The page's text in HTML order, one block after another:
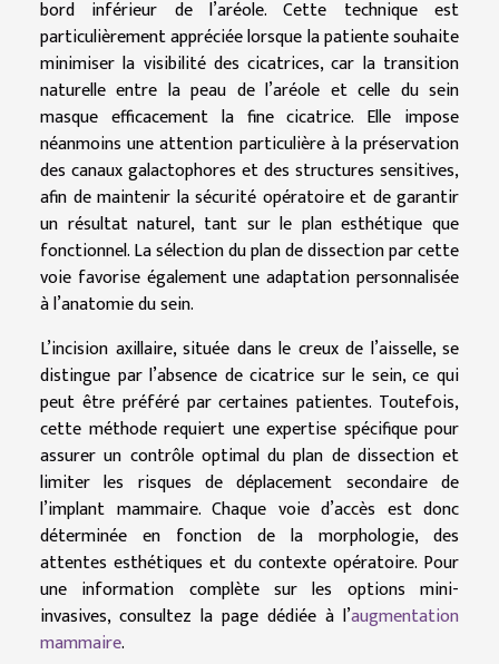
bord inférieur de l’aréole. Cette technique est
particulièrement appréciée lorsque la patiente souhaite
minimiser la visibilité des cicatrices, car la transition
naturelle entre la peau de l’aréole et celle du sein
masque efficacement la fine cicatrice. Elle impose
néanmoins une attention particulière à la préservation
des canaux galactophores et des structures sensitives,
afin de maintenir la sécurité opératoire et de garantir
un résultat naturel, tant sur le plan esthétique que
fonctionnel. La sélection du plan de dissection par cette
voie favorise également une adaptation personnalisée
à l’anatomie du sein.
L’incision axillaire, située dans le creux de l’aisselle, se
distingue par l’absence de cicatrice sur le sein, ce qui
peut être préféré par certaines patientes. Toutefois,
cette méthode requiert une expertise spécifique pour
assurer un contrôle optimal du plan de dissection et
limiter les risques de déplacement secondaire de
l’implant mammaire. Chaque voie d’accès est donc
déterminée en fonction de la morphologie, des
attentes esthétiques et du contexte opératoire. Pour
une information complète sur les options mini-
invasives, consultez la page dédiée à l’augmentation
mammaire.